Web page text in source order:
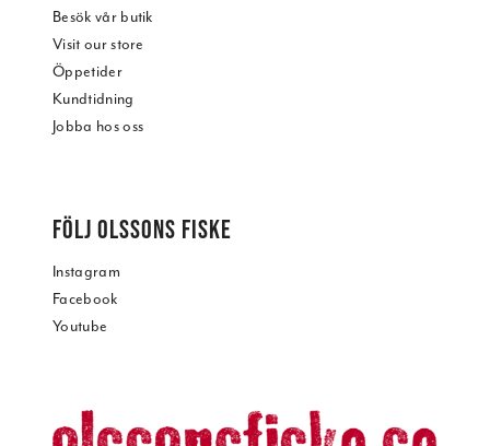
Besök vår butik
Visit our store
Öppetider
Kundtidning
Jobba hos oss
FÖLJ OLSSONS FISKE
Instagram
Facebook
Youtube